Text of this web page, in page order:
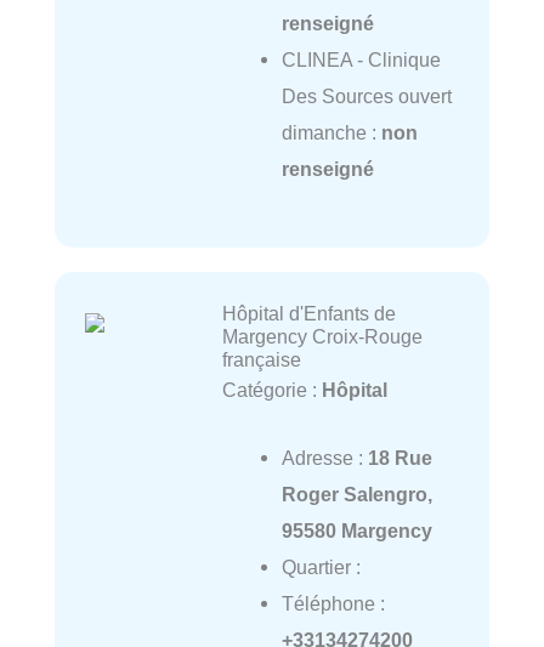
renseigné
CLINEA - Clinique
Des Sources ouvert
dimanche : non
renseigné
Hôpital d'Enfants de
Margency Croix-Rouge
française
Catégorie : Hôpital
Adresse : 18 Rue
Roger Salengro,
95580 Margency
Quartier :
Téléphone :
+33134274200